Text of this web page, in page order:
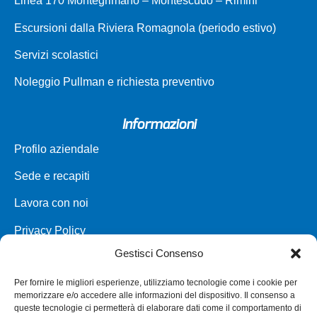
Gestisci Consenso
Per fornire le migliori esperienze, utilizziamo tecnologie come i cookie per
memorizzare e/o accedere alle informazioni del dispositivo. Il consenso a
queste tecnologie ci permetterà di elaborare dati come il comportamento di
Escursioni dalla Riviera Romagnola (periodo estivo)
Servizi scolastici
Noleggio Pullman e richiesta preventivo
Informazioni
Profilo aziendale
Sede e recapiti
Lavora con noi
Privacy Policy
Parco veicoli a noleggio